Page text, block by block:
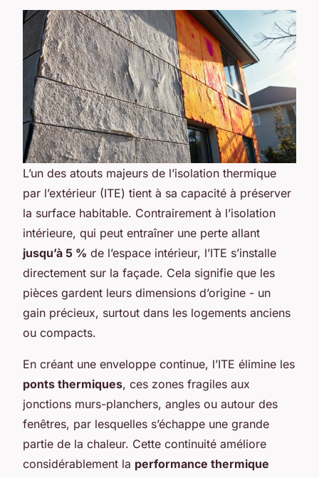
L’un des atouts majeurs de l’isolation thermique
par l’extérieur (ITE) tient à sa capacité à préserver
la surface habitable. Contrairement à l’isolation
intérieure, qui peut entraîner une perte allant
jusqu’à 5 % de l’espace intérieur, l’ITE s’installe
directement sur la façade. Cela signifie que les
pièces gardent leurs dimensions d’origine - un
gain précieux, surtout dans les logements anciens
ou compacts.
En créant une enveloppe continue, l’ITE élimine les
ponts thermiques, ces zones fragiles aux
jonctions murs-planchers, angles ou autour des
fenêtres, par lesquelles s’échappe une grande
partie de la chaleur. Cette continuité améliore
considérablement la performance thermique